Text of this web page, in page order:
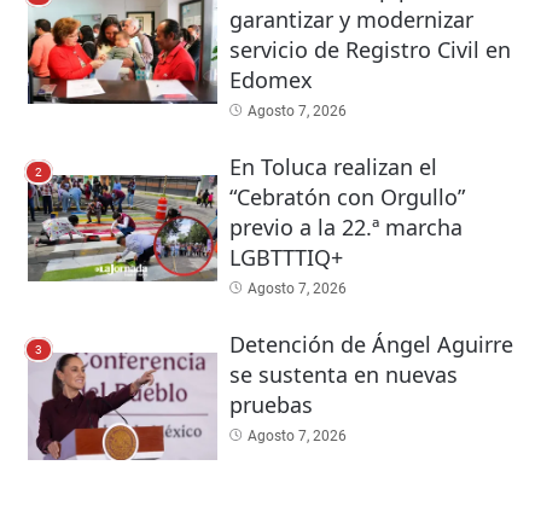
garantizar y modernizar
servicio de Registro Civil en
Edomex
Agosto 7, 2026
2
En Toluca realizan el
“Cebratón con Orgullo”
previo a la 22.ª marcha
LGBTTTIQ+
Agosto 7, 2026
3
Detención de Ángel Aguirre
se sustenta en nuevas
pruebas
Agosto 7, 2026